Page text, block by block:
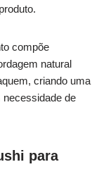
compõe
natural
criando uma
necessidade de
para